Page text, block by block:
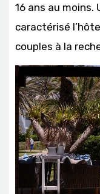
16 ans au moins.
caractérisé
couples à la